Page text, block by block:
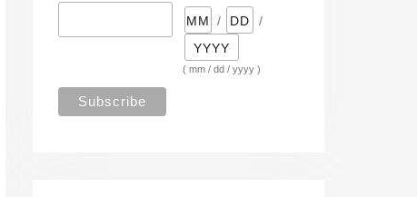
/
/
( mm / dd / yyyy )